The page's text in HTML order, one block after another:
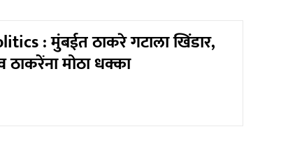
: मुंबईत ठाकरे गटाला खिंडार,
मोठा धक्का